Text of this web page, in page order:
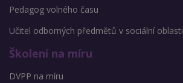
Pedagog volného času
Učitel odborných předmětů v sociální oblasti
Školení na míru
DVPP na míru